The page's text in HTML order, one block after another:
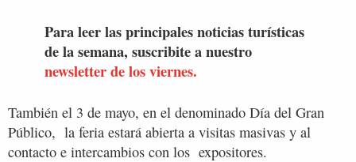
Para leer las principales noticias turísticas
de la semana, suscribite a nuestro
newsletter de los viernes.
También el 3 de mayo, en el denominado Día del Gran
Público, la feria estará abierta a visitas masivas y al
contacto e intercambios con los expositores.